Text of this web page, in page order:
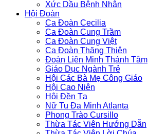
Xức Dầu Bệnh Nhân
Hội Đoàn
Ca Đoàn Cecilia
Ca Đoàn Cung Trầm
Ca Đoàn Cung Việt
Ca Đoàn Thăng Thiên
Đoàn Liên Minh Thánh Tâm
Giáo Dục Ngành Trẻ
Hội Các Bà Mẹ Công Giáo
Hội Cao Niên
Hội Đền Tạ
Nữ Tu Đa Minh Atlanta
Phong Trào Cursillo
Thừa Tác Viên Hướng Dẫn